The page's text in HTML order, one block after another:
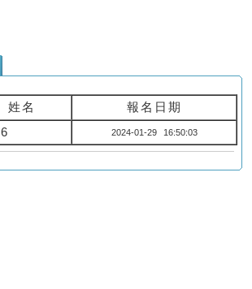
姓名 報名日期
6 2024-01-29 16:50:03